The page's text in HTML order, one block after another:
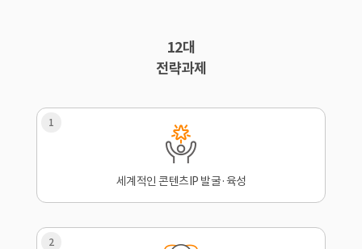
12대
전략과제
1
세계적인 콘텐츠IP 발굴·육성
2